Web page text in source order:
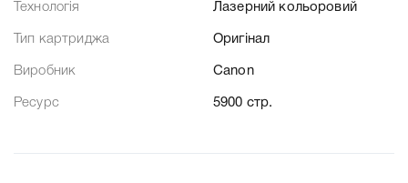
Технологія Лазерний кольоровий
Тип картриджа Оригінал
Виробник Canon
Ресурс 5900 стр.